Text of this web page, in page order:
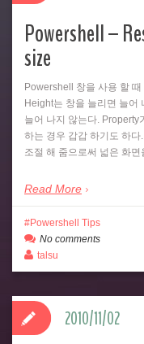
Powershell –
size
Powershell 창을 사용 할 때
Height는 창을 늘리면 늘어
늘어 나지 않는다. Property
하는 경우 갑갑 하기도 하
조절 해 줌으로써 넓은 화
Read More
Powershell Tips
No comments
talsu
2010/11/02